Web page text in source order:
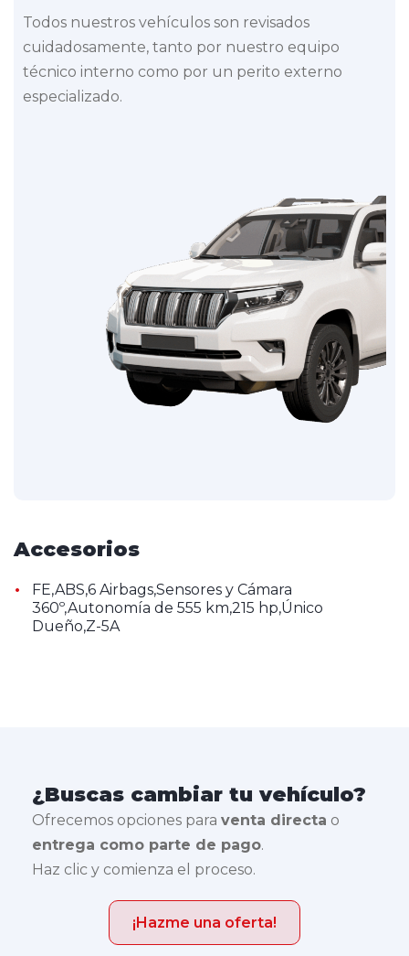
Todos nuestros vehículos son revisados
cuidadosamente, tanto por nuestro equipo
técnico interno como por un perito externo
especializado.
Accesorios
•
FE,ABS,6 Airbags,Sensores y Cámara
360º,Autonomía de 555 km,215 hp,Único
Dueño,Z-5A
¿Buscas cambiar tu vehículo?
Ofrecemos opciones para venta directa o
entrega como parte de pago.
Haz clic y comienza el proceso.
¡Hazme una oferta!